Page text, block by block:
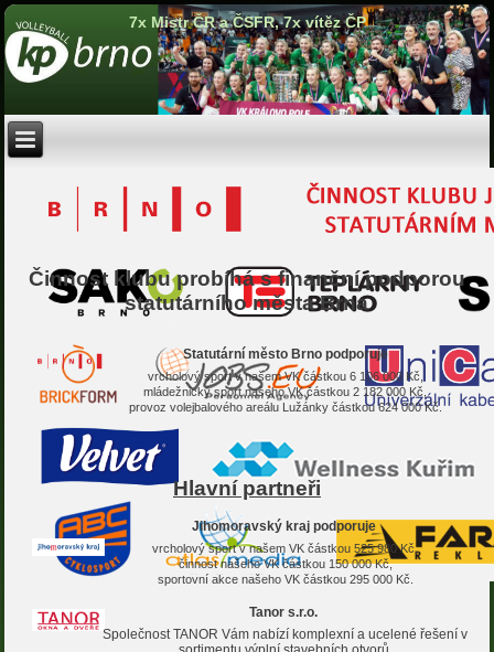
7x Mistr ČR a ČSFR, 7x vítěz ČP
Činnost klubu probíhá s finanční podporou
statutárního města Brna
Statutární město Brno podporuje
vrcholový sport v našem VK částkou 6 106 000 Kč,
mládežnický sport našeho VK částkou 2 182 000 Kč,
provoz volejbalového areálu Lužánky částkou 624 000 Kč.
Hlavní partneři
Jihomoravský kraj podporuje
vrcholový sport v našem VK částkou 525 980 Kč,
činnost našeho VK částkou 150 000 Kč,
sportovní akce našeho VK částkou 295 000 Kč.
Tanor s.r.o.
Společnost TANOR Vám nabízí komplexní a ucelené řešení v